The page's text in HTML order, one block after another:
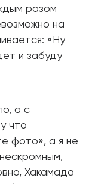
разом
на
«Ну
и забуду
а с
что
фото», а я не
Хакамада